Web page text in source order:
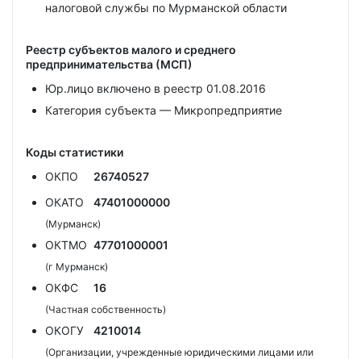
налоговой службы по Мурманской области
Реестр субъектов малого и среднего
предпринимательства (МСП)
Юр.лицо включено в реестр 01.08.2016
Категория субъекта — Микропредприятие
Коды статистики
ОКПО
26740527
ОКАТО
47401000000
(Мурманск)
ОКТМО 47701000001
(г Мурманск)
ОКФС 16
(Частная собственность)
ОКОГУ 4210014
(Организации, учрежденные юридическими лицами или